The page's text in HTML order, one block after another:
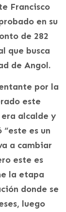
Francisco
en su
de 282
que busca
de Angol.
por la
este
alcalde y
es un
a cambiar
este es
la etapa
donde se
luego